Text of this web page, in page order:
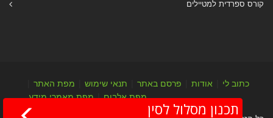
קורס ספרדית למטיילים
כתוב לי אודות פרסם באתר תנאי שימוש מפת האתר
מפת אלבום|מפת מאמרי מידע
תכנון מסלול לסין